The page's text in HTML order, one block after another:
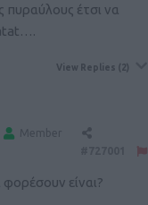
πυραύλους έτσι να
View Replies (2)
Member
είναι?